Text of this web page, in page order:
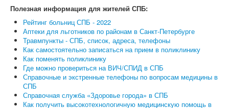
Полезная информация для жителей СПБ:
Рейтинг больниц СПБ - 2022
Аптеки для льготников по районам в Санкт-Петербурге
Травмпункты - СПБ, список, адреса, телефоны
Как самостоятельно записаться на прием в поликлинику
Как поменять поликлинику
Где можно провериться на ВИЧ/СПИД в СПБ
Справочные и экстренные телефоны по вопросам медицины в
СПБ
Справочная служба «Здоровье города» в СПБ
Как получить высокотехнологичную медицинскую помощь в